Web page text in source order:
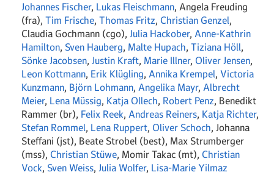
Johannes Fischer, Lukas Fleischmann, Angela Freuding
(fra), Tim Frische, Thomas Fritz, Christian Genzel,
Claudia Gochmann (cgo), Julia Hackober, Anne-Kathrin
Hamilton, Sven Hauberg, Malte Hupach, Tiziana Höll,
Sönke Jacobsen, Justin Kraft, Marie Illner, Oliver Jensen,
Leon Kottmann, Erik Klügling, Annika Krempel, Victoria
Kunzmann, Björn Lohmann, Angelika Mayr, Albrecht
Meier, Lena Müssig, Katja Ollech, Robert Penz, Benedikt
Rammer (br), Felix Reek, Andreas Reiners, Katja Richter,
Stefan Rommel, Lena Ruppert, Oliver Schoch, Johanna
Steffani (jst), Beate Strobel (best), Max Strumberger
(mss), Christian Stüwe, Momir Takac (mt), Christian
Vock, Sven Weiss, Julia Wolfer, Lisa-Marie Yilmaz